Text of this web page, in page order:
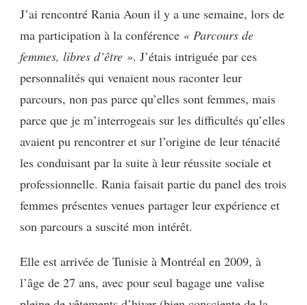
J’ai rencontré Rania Aoun il y a une semaine, lors de
ma participation à la conférence « Parcours de
femmes, libres d’être ». J’étais intriguée par ces
personnalités qui venaient nous raconter leur
parcours, non pas parce qu’elles sont femmes, mais
parce que je m’interrogeais sur les difficultés qu’elles
avaient pu rencontrer et sur l’origine de leur ténacité
les conduisant par la suite à leur réussite sociale et
professionnelle. Rania faisait partie du panel des trois
femmes présentes venues partager leur expérience et
son parcours a suscité mon intérêt.
Elle est arrivée de Tunisie à Montréal en 2009, à
l’âge de 27 ans, avec pour seul bagage une valise